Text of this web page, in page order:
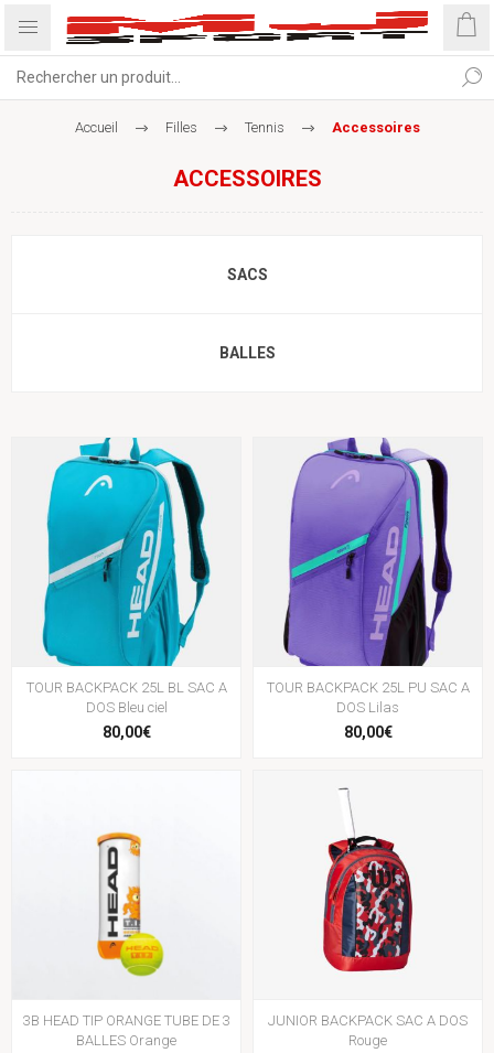
Accueil Filles Tennis Accessoires
ACCESSOIRES
SACS
BALLES
TOUR BACKPACK 25L BL SAC A
DOS Bleu ciel
80,00€
TOUR BACKPACK 25L PU SAC A
DOS Lilas
80,00€
3B HEAD TIP ORANGE TUBE DE 3
BALLES Orange
JUNIOR BACKPACK SAC A DOS
Rouge